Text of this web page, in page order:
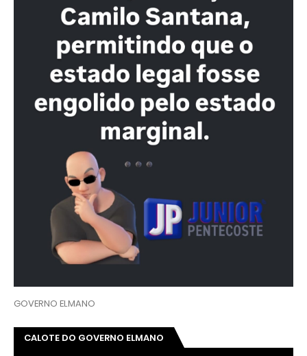
GOVERNO ELMANO
CALOTE DO GOVERNO ELMANO